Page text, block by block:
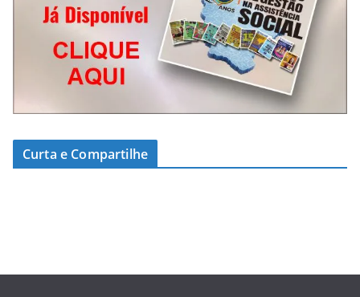
Curta e Compartilhe